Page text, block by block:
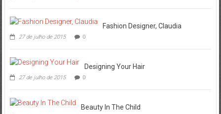
Fashion Designer, Claudia
27 de julho de 2015 0
Designing Your Hair
27 de julho de 2015 0
Beauty In The Child